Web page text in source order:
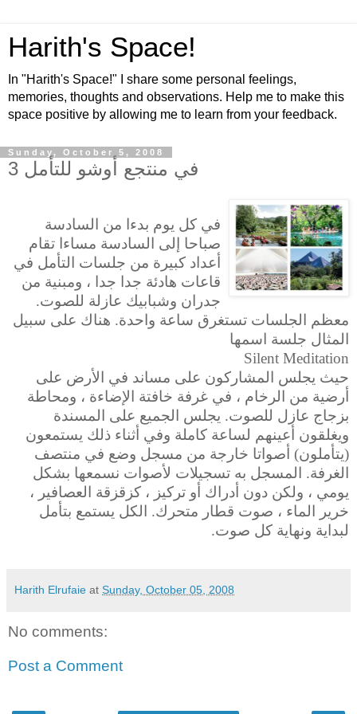
Harith's Space!
In "Harith's Space!" I share some personal feelings,
memories, thoughts and observations. Help me to make this
space positive by allowing me to learn from your feedback.
Sunday, October 5, 2008
في منتجع أوشو للتأمل 3
في كل يوم بدءا من السادسة
صباحا إلى السادسة مساءا تقام
أعداد كبيرة من جلسات التأمل في
قاعات هادئة جدا جدا ، ومبنية من
جدران وشبابيك عازلة للصوت.
معظم الجلسات تستغرق ساعة واحدة. هناك على سبيل
المثال جلسة اسمها
Silent Meditation
حيث يجلس المشاركون على مساند في الأرض على
أرضية من الرخام ، في غرفة خافتة الإضاءة ، ومحاطة
بزجاج عازل للصوت. يجلس الجميع على المسندة
ويغلقون أعينهم لساعة كاملة وفي أثناء ذلك يستمعون
(يتأملون) أصواتا خارجة من مسجل وضع في منتصف
الغرفة. المسجل به تسجيلات لأصوات نسمعها بشكل
يومي ، ولكن دون أدراك أو تركيز ، كزقزقة العصافير ،
خرير الماء ، صوت قطار متحرك. الكل يستمع بتأمل
لبداية ونهاية كل صوت.
Harith Elrufaie at Sunday, October 05, 2008
No comments:
Post a Comment